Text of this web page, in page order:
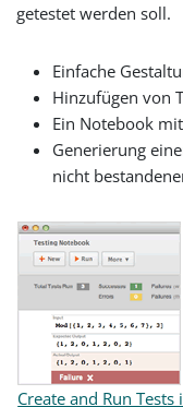
getestet werden soll.
Einfache
Hinzufügen von
Ein Notebook
Generierung
nicht
Create and Run